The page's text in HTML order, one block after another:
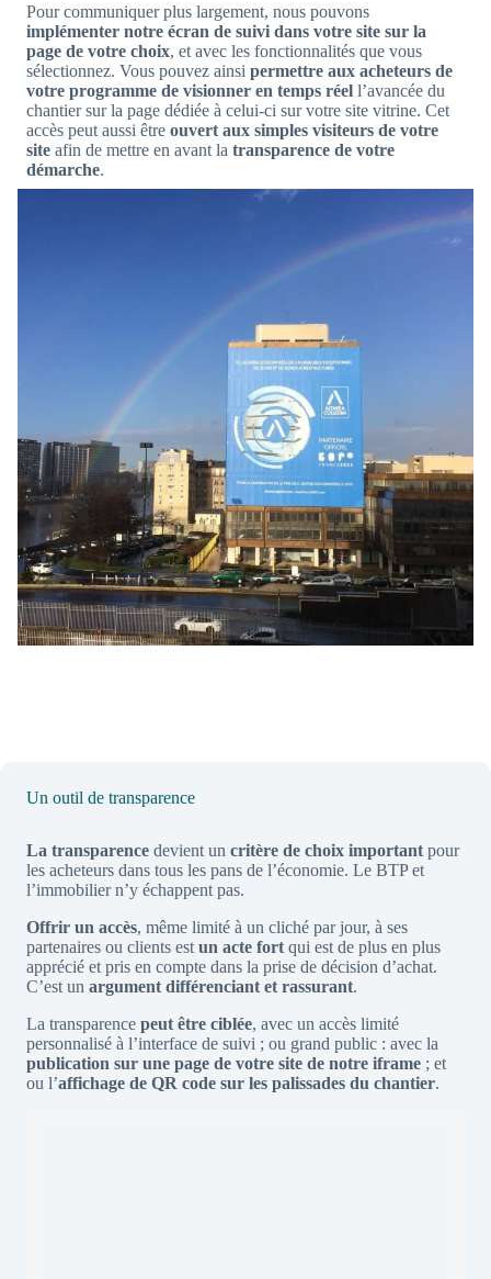
Pour communiquer plus largement, nous pouvons
implémenter notre écran de suivi dans votre site sur la
page de votre choix, et avec les fonctionnalités que vous
sélectionnez. Vous pouvez ainsi permettre aux acheteurs de
votre programme de visionner en temps réel l’avancée du
chantier sur la page dédiée à celui-ci sur votre site vitrine. Cet
accès peut aussi être ouvert aux simples visiteurs de votre
site afin de mettre en avant la transparence de votre
démarche.
Un outil de transparence
La transparence devient un critère de choix important pour
les acheteurs dans tous les pans de l’économie. Le BTP et
l’immobilier n’y échappent pas.
Offrir un accès, même limité à un cliché par jour, à ses
partenaires ou clients est un acte fort qui est de plus en plus
apprécié et pris en compte dans la prise de décision d’achat.
C’est un argument différenciant et rassurant.
La transparence peut être ciblée, avec un accès limité
personnalisé à l’interface de suivi ; ou grand public : avec la
publication sur une page de votre site de notre iframe ; et
ou l’affichage de QR code sur les palissades du chantier.